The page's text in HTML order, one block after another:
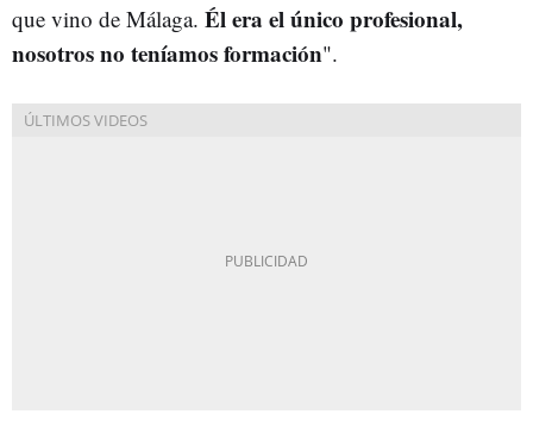
que vino de Málaga. Él era el único profesional,
nosotros no teníamos formación".